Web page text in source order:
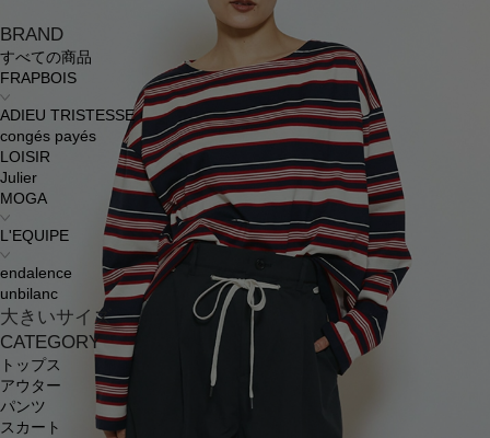
BRAND
すべての商品
FRAPBOIS
ADIEU TRISTESSE
congés payés
LOISIR
Julier
MOGA
L'EQUIPE
endalence
unbilanc
大きいサイズ
CATEGORY
トップス
アウター
パンツ
スカート